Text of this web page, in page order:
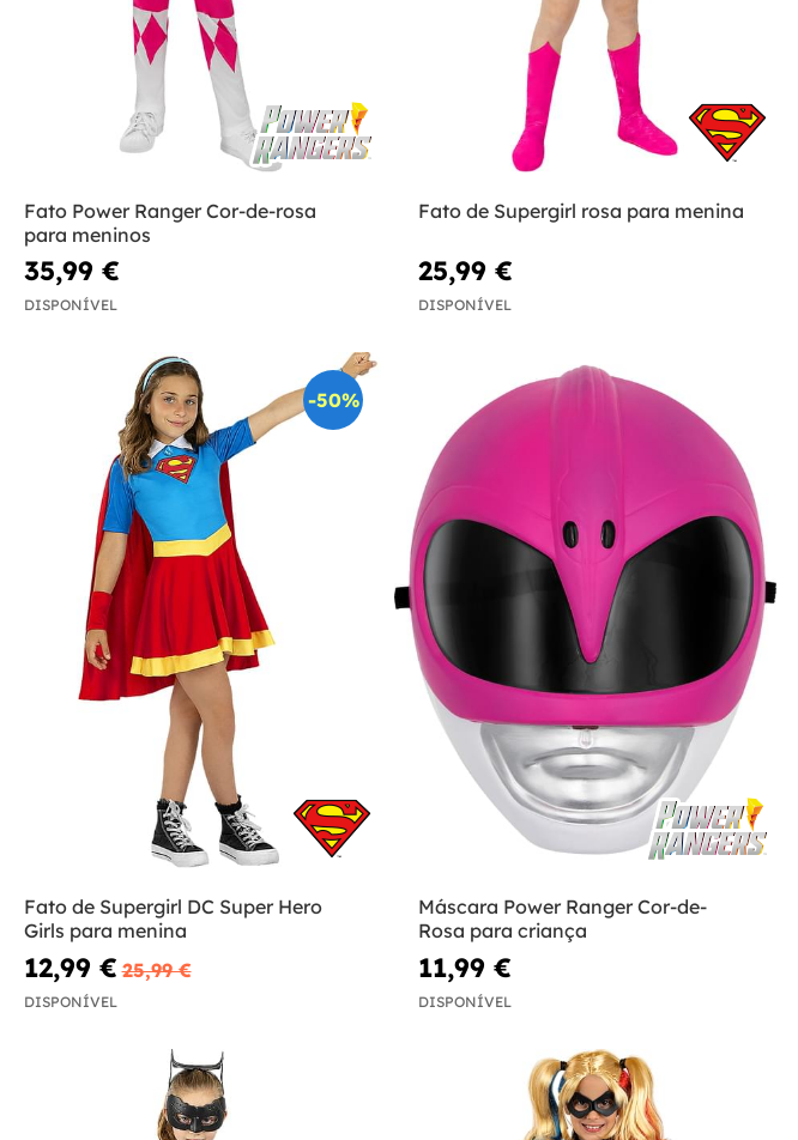
Fato Power Ranger Cor-de-rosa
para meninos
35,99 €
DISPONÍVEL
Fato de Supergirl rosa para menina
25,99 €
DISPONÍVEL
-50%
Fato de Supergirl DC Super Hero
Girls para menina
12,99 € 25,99 €
DISPONÍVEL
Máscara Power Ranger Cor-de-
Rosa para criança
11,99 €
DISPONÍVEL